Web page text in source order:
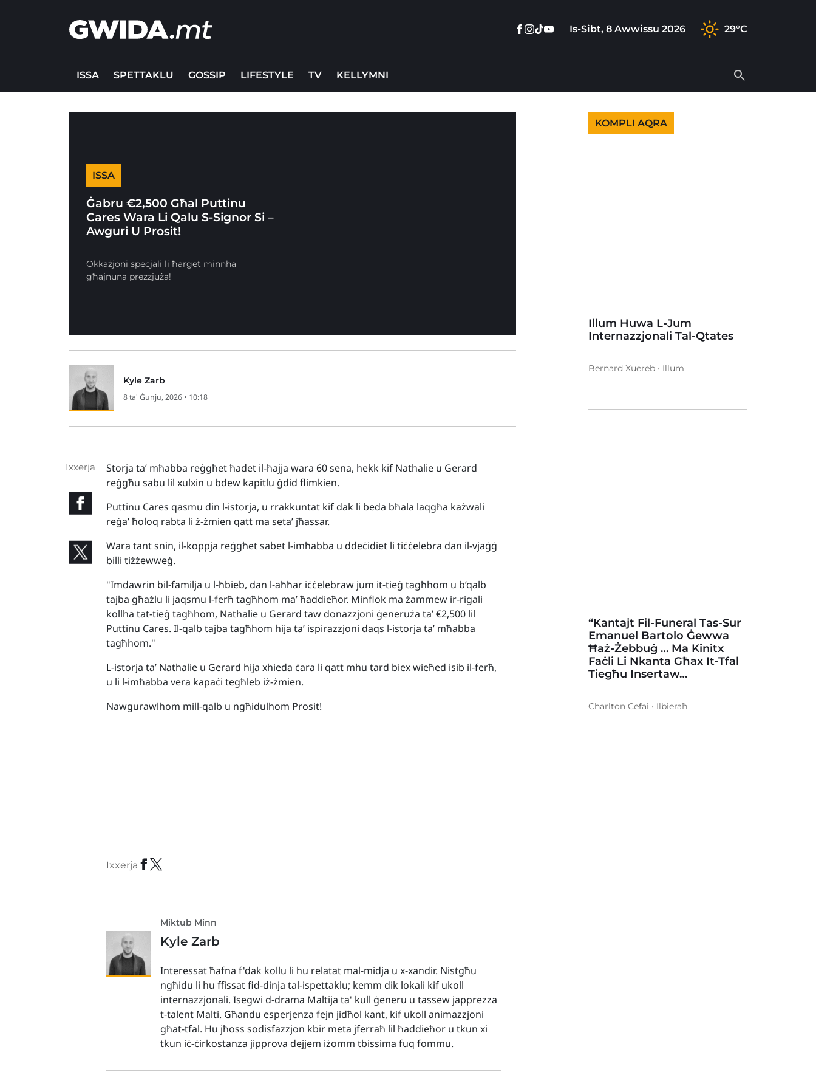
Facebook
Instagram
Tiktok
YoutubeIs-Sibt, 8 Awwissu 2026 29°C
ISSA SPETTAKLU GOSSIP LIFESTYLE TV KELLYMNI
ISSA
Ġabru €2,500 Għal Puttinu
Cares Wara Li Qalu S-Signor Si –
Awguri U Prosit!
Okkażjoni speċjali li ħarġet minnha
għajnuna prezzjuża!
Kyle Zarb
8 ta' Ġunju, 2026 • 10:18
Ixxerja
Storja ta’ mħabba reġgħet ħadet il-ħajja wara 60 sena, hekk kif Nathalie u Gerard
reġgħu sabu lil xulxin u bdew kapitlu ġdid flimkien.
Puttinu Cares qasmu din l-istorja, u rrakkuntat kif dak li beda bħala laqgħa każwali
reġa’ ħoloq rabta li ż-żmien qatt ma seta’ jħassar.
Wara tant snin, il-koppja reġgħet sabet l-imħabba u ddeċidiet li tiċċelebra dan il-vjaġġ
billi tiżżewweġ.
"Imdawrin bil-familja u l-ħbieb, dan l-aħħar iċċelebraw jum it-tieġ tagħhom u b’qalb
tajba għażlu li jaqsmu l-ferħ tagħhom ma’ ħaddieħor. Minflok ma żammew ir-rigali
kollha tat-tieġ tagħhom, Nathalie u Gerard taw donazzjoni ġeneruża ta’ €2,500 lil
Puttinu Cares. Il-qalb tajba tagħhom hija ta’ ispirazzjoni daqs l-istorja ta’ mħabba
tagħhom."
L-istorja ta’ Nathalie u Gerard hija xhieda ċara li qatt mhu tard biex wieħed isib il-ferħ,
u li l-imħabba vera kapaċi tegħleb iż-żmien.
Nawgurawlhom mill-qalb u ngħidulhom Prosit!
Ixxerja
Miktub Minn
Kyle Zarb
Interessat ħafna f'dak kollu li hu relatat mal-midja u x-xandir. Nistgħu
ngħidu li hu ffissat fid-dinja tal-ispettaklu; kemm dik lokali kif ukoll
internazzjonali. Isegwi d-drama Maltija ta' kull ġeneru u tassew japprezza
t-talent Malti. Għandu esperjenza fejn jidħol kant, kif ukoll animazzjoni
għat-tfal. Hu jħoss sodisfazzjon kbir meta jferraħ lil ħaddieħor u tkun xi
tkun iċ-ċirkostanza jipprova dejjem iżomm tbissima fuq fommu.
KOMPLI AQRA
Illum Huwa L-Jum
Internazzjonali Tal-Qtates
Bernard Xuereb • Illum
“Kantajt Fil-Funeral Tas-Sur
Emanuel Bartolo Ġewwa
Ħaż-Żebbuġ … Ma Kinitx
Faċli Li Nkanta Għax It-Tfal
Tiegħu Insertaw…
Charlton Cefai • Ilbieraħ